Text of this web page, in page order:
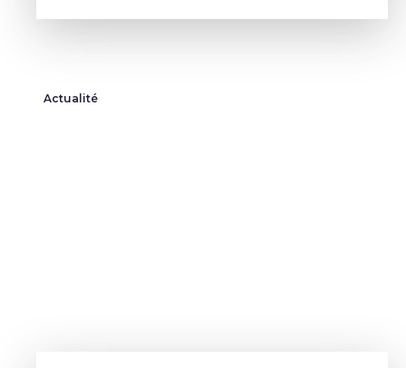
Actualité